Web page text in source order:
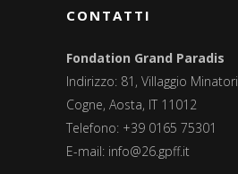
CONTATTI
Fondation Grand Paradis
Indirizzo: 81, Villaggio Minatori
Cogne, Aosta, IT 11012
Telefono: +39 0165 75301
E-mail: info@26.gpff.it